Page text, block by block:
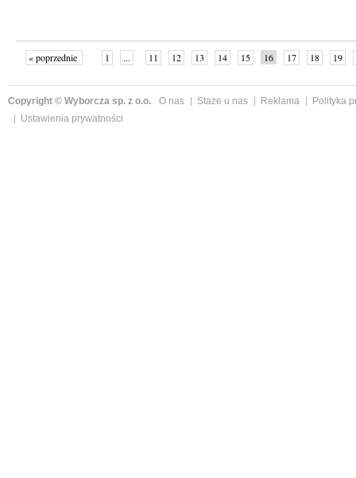
« poprzednie 1 ... 11 12 13 14 15 16 17 18 19
Copyright © Wyborcza sp. z o.o. O nas Staże u nas Reklama
Polityka
Ustawienia prywatności